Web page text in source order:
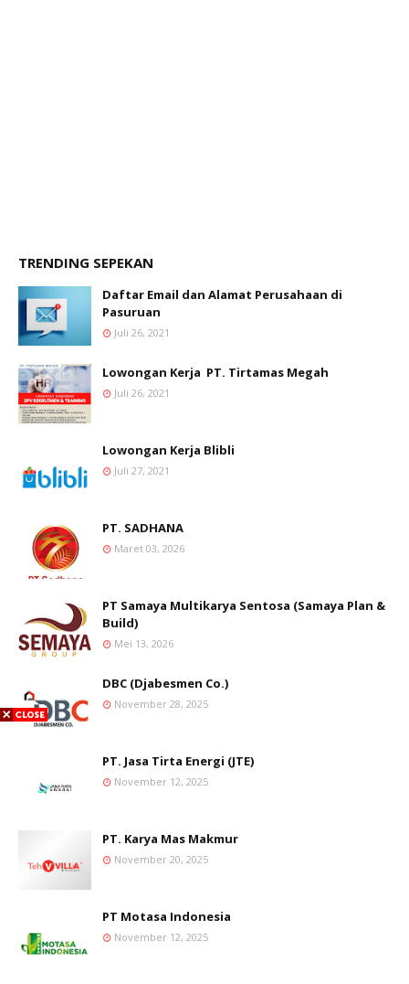
TRENDING SEPEKAN
Daftar Email dan Alamat Perusahaan di
Pasuruan
Juli 26, 2021
Lowongan Kerja PT. Tirtamas Megah
Juli 26, 2021
Lowongan Kerja Blibli
Juli 27, 2021
PT. SADHANA
Maret 03, 2026
PT Samaya Multikarya Sentosa (Samaya Plan &
Build)
Mei 13, 2026
DBC (Djabesmen Co.)
November 28, 2025
PT. Jasa Tirta Energi (JTE)
November 12, 2025
PT. Karya Mas Makmur
November 20, 2025
PT Motasa Indonesia
November 12, 2025